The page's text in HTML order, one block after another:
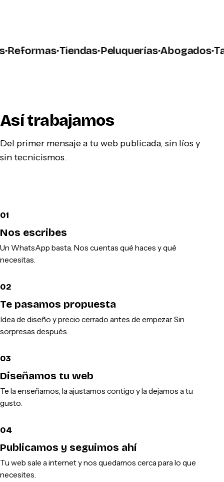
·Tiendas·Peluquerías·Abogados·
Así trabajamos
Del primer mensaje a tu web publicada, sin líos y
sin tecnicismos.
01
Nos escribes
Un WhatsApp basta. Nos cuentas qué haces y qué
necesitas.
02
Te pasamos propuesta
Idea de diseño y precio cerrado antes de empezar. Sin
sorpresas después.
03
Diseñamos tu web
Te la enseñamos, la ajustamos contigo y la dejamos a tu
gusto.
04
Publicamos y seguimos ahí
Tu web sale a internet y nos quedamos cerca para lo que
necesites.